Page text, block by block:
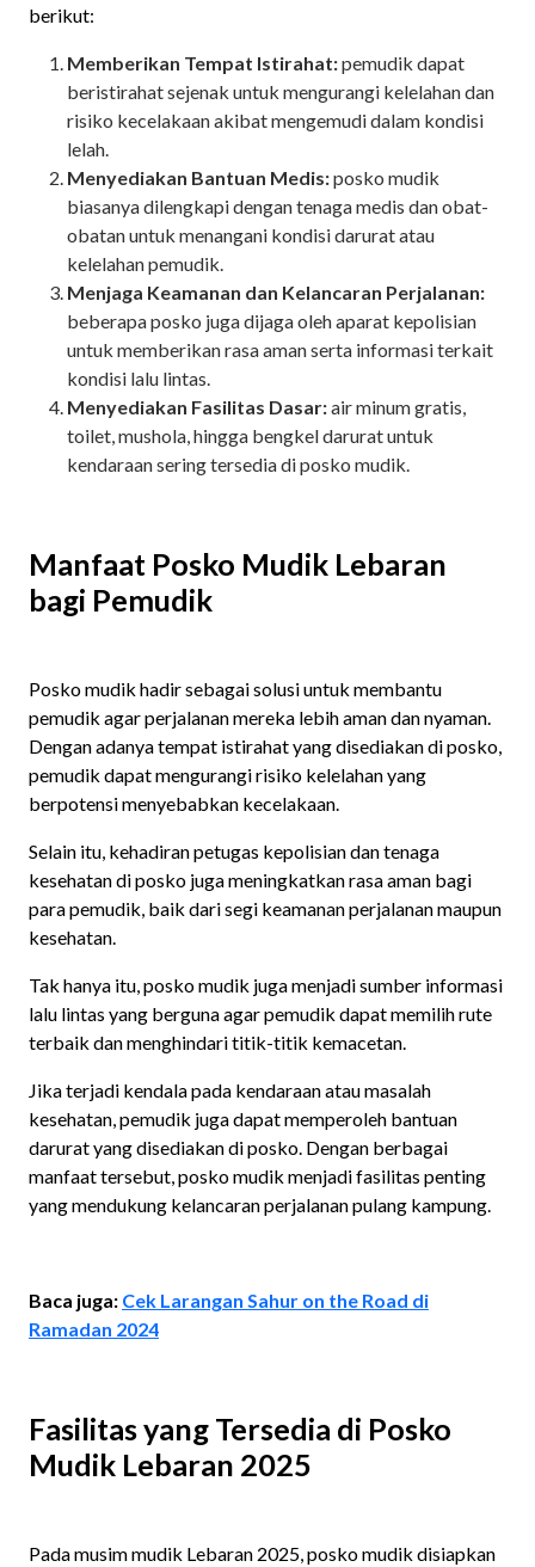
berikut:
Memberikan Tempat Istirahat:pemudik dapat
beristirahat sejenak untuk mengurangi kelelahan dan
risiko kecelakaan akibat mengemudi dalam kondisi
lelah.
Menyediakan Bantuan Medis:posko mudik
biasanya dilengkapi dengan tenaga medis dan obat-
obatan untuk menangani kondisi darurat atau
kelelahan pemudik.
Menjaga Keamanan dan Kelancaran Perjalanan:
beberapa posko juga dijaga oleh aparat kepolisian
untuk memberikan rasa aman serta informasi terkait
kondisi lalu lintas.
Menyediakan Fasilitas Dasar:air minum gratis,
toilet, mushola, hingga bengkel darurat untuk
kendaraan sering tersedia di posko mudik.
Manfaat Posko Mudik Lebaran
bagi Pemudik
Posko mudik hadir sebagai solusi untuk membantu
pemudik agar perjalanan mereka lebih aman dan nyaman.
Dengan adanya tempat istirahat yang disediakan di posko,
pemudik dapat mengurangi risiko kelelahan yang
berpotensi menyebabkan kecelakaan.
Selain itu, kehadiran petugas kepolisian dan tenaga
kesehatan di posko juga meningkatkan rasa aman bagi
para pemudik, baik dari segi keamanan perjalanan maupun
kesehatan.
Tak hanya itu, posko mudik juga menjadi sumber informasi
lalu lintas yang berguna agar pemudik dapat memilih rute
terbaik dan menghindari titik-titik kemacetan.
Jika terjadi kendala pada kendaraan atau masalah
kesehatan, pemudik juga dapat memperoleh bantuan
darurat yang disediakan di posko. Dengan berbagai
manfaat tersebut, posko mudik menjadi fasilitas penting
yang mendukung kelancaran perjalanan pulang kampung.
Baca juga: Cek Larangan Sahur on the Road di
Ramadan 2024
Fasilitas yang Tersedia di Posko
Mudik Lebaran 2025
Pada musim mudik Lebaran 2025, posko mudik disiapkan